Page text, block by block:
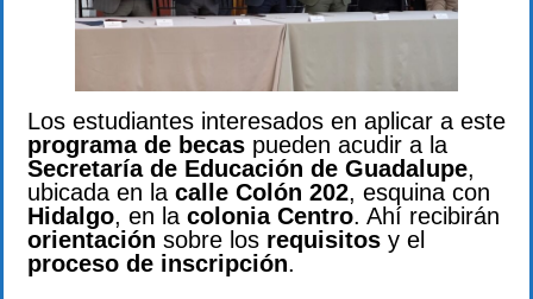
Los estudiantes interesados en aplicar a este
programa de becas pueden acudir a la
Secretaría de Educación de Guadalupe,
ubicada en la calle Colón 202, esquina con
Hidalgo, en la colonia Centro. Ahí recibirán
orientación sobre los requisitos y el
proceso de inscripción.